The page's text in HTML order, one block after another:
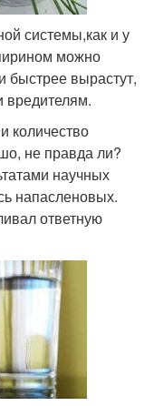
системы,как и у
можно
быстрее вырастут,
вредителям.
количество
не правда ли?
научных
напасленовых.
ответную